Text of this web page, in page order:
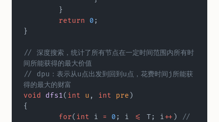
	}
	return
0 ;
}
// 深度搜索，统计了所有节点在一定时间范围内所有时
间所能获得的最大价值
// dpu：表示从u点出发到回到u点，花费时间j所能获
得的最大的财富
void
dfs1( int u , int pre )
{
	for
( int i = 0 ; i <= T; i++ ) //